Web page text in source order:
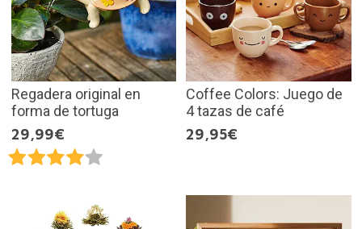
Regadera original en
forma de tortuga
29,99€
Coffee Colors: Juego de
4 tazas de café
29,95€